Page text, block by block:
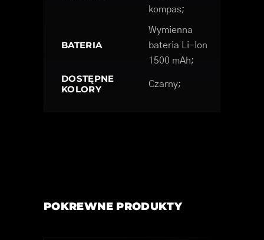
kompas;
BATERIA
Wymienna
bateria Li-Ion
1500 mAh;
DOSTĘPNE
KOLORY
Czarny;
POKREWNE PRODUKTY